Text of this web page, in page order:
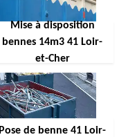
Mise à disposition
bennes 14m3 41 Loir-
et-Cher
Pose de benne 41 Loir-